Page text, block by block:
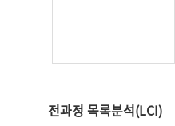
전과정 목록분석(LCI)